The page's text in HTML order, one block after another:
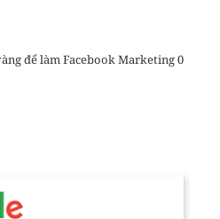
để làm Facebook Marketing 0